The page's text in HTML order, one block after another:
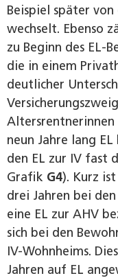
Beispiel später
wechselt. Ebenso
zu Beginn des EL-
die in einem
deutlicher
neun Jahre lang
den EL zur IV fast
Grafik G4). Kurz
drei Jahren bei
eine EL zur AHV
sich bei den
IV-Wohnheims.
Jahren auf EL